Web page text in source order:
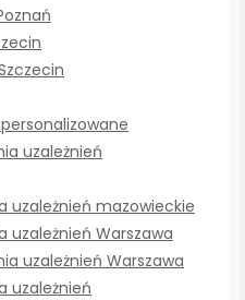
uzależnień
uzależnień mazowieckie
uzależnień Warszawa
uzależnień Warszawa
uzależnień